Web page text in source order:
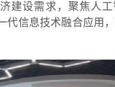
建设需求，聚焦人
代信息技术融合应用